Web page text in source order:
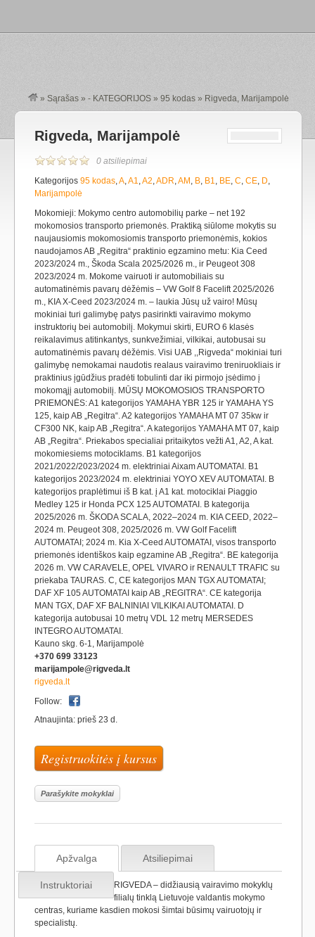
» Sąrašas » - KATEGORIJOS » 95 kodas » Rigveda, Marijampolė
Rigveda, Marijampolė
0 atsiliepimai
Kategorijos 95 kodas,A,A1,A2,ADR,AM , B, B1, BE, C, CE, D,
Marijampolė
Mokomieji: Mokymo centro automobilių parke – net 192
mokomosios transporto priemonės. Praktiką siūlome mokytis su
naujausiomis mokomosiomis transporto priemonėmis, kokios
naudojamos AB „Regitra“ praktinio egzamino metu: Kia Ceed
2023/2024 m., Škoda Scala 2025/2026 m., ir Peugeot 308
2023/2024 m. Mokome vairuoti ir automobiliais su
automatinėmis pavarų dėžėmis – VW Golf 8 Facelift 2025/2026
m., KIA X-Ceed 2023/2024 m. – laukia Jūsų už vairo! Mūsų
mokiniai turi galimybę patys pasirinkti vairavimo mokymo
instruktorių bei automobilį. Mokymui skirti, EURO 6 klasės
reikalavimus atitinkantys, sunkvežimiai, vilkikai, autobusai su
automatinėmis pavarų dėžėmis. Visi UAB ,,Rigveda“ mokiniai turi
galimybę nemokamai naudotis realaus vairavimo treniruokliais ir
praktinius įgūdžius pradėti tobulinti dar iki pirmojo įsėdimo į
mokomąjį automobilį. MŪSŲ MOKOMOSIOS TRANSPORTO
PRIEMONĖS: A1 kategorijos YAMAHA YBR 125 ir YAMAHA YS
125, kaip AB „Regitra“. A2 kategorijos YAMAHA MT 07 35kw ir
CF300 NK, kaip AB „Regitra“. A kategorijos YAMAHA MT 07, kaip
AB „Regitra“. Priekabos specialiai pritaikytos vežti A1, A2, A kat.
mokomiesiems motociklams. B1 kategorijos
2021/2022/2023/2024 m. elektriniai Aixam AUTOMATAI. B1
kategorijos 2023/2024 m. elektriniai YOYO XEV AUTOMATAI. B
kategorijos praplėtimui iš B kat. į A1 kat. motociklai Piaggio
Medley 125 ir Honda PCX 125 AUTOMATAI. B kategorija
2025/2026 m. ŠKODA SCALA, 2022–2024 m. KIA CEED, 2022–
2024 m. Peugeot 308, 2025/2026 m. VW Golf Facelift
AUTOMATAI; 2024 m. Kia X-Ceed AUTOMATAI, visos transporto
priemonės identiškos kaip egzamine AB „Regitra“. BE kategorija
2026 m. VW CARAVELE, OPEL VIVARO ir RENAULT TRAFIC su
priekaba TAURAS. C, CE kategorijos MAN TGX AUTOMATAI;
DAF XF 105 AUTOMATAI kaip AB „REGITRA“. CE kategorija
MAN TGX, DAF XF BALNINIAI VILKIKAI AUTOMATAI. D
kategorija autobusai 10 metrų VDL 12 metrų MERSEDES
INTEGRO AUTOMATAI.
Kauno skg. 6-1, Marijampolė
+370 699 33123
marijampole@rigveda.lt
rigveda.lt
Follow:
Atnaujinta: prieš 23 d.
Registruokitės į kursus
Parašykite mokyklai
Apžvalga Atsiliepimai
Instruktoriai
RIGVEDA – didžiausią vairavimo mokyklų
filialų tinklą Lietuvoje valdantis mokymo
centras, kuriame kasdien mokosi šimtai būsimų vairuotojų ir
specialistų.